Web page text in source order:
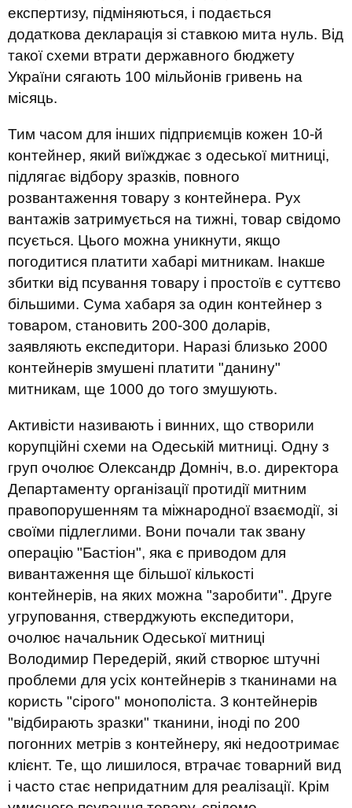
експертизу, підміняються, і подається
додаткова декларація зі ставкою мита нуль. Від
такої схеми втрати державного бюджету
України сягають 100 мільйонів гривень на
місяць.
Тим часом для інших підприємців кожен 10-й
контейнер, який виїжджає з одеської митниці,
підлягає відбору зразків, повного
розвантаження товару з контейнера. Рух
вантажів затримується на тижні, товар свідомо
псується. Цього можна уникнути, якщо
погодитися платити хабарі митникам. Інакше
збитки від псування товару і простоїв є суттєво
більшими. Сума хабаря за один контейнер з
товаром, становить 200-300 доларів,
заявляють експедитори. Наразі близько 2000
контейнерів змушені платити "данину"
митникам, ще 1000 до того змушують.
Активісти називають і винних, що створили
корупційні схеми на Одеській митниці. Одну з
груп очолює Олександр Домніч, в.о. директора
Департаменту організації протидії митним
правопорушенням та міжнародної взаємодії, зі
своїми підлеглими. Вони почали так звану
операцію "Бастіон", яка є приводом для
вивантаження ще більшої кількості
контейнерів, на яких можна "заробити". Друге
угруповання, стверджують експедитори,
очолює начальник Одеської митниці
Володимир Передерій, який створює штучні
проблеми для усіх контейнерів з тканинами на
користь "сірого" монополіста. З контейнерів
"відбирають зразки" тканини, іноді по 200
погонних метрів з контейнеру, які недоотримає
клієнт. Те, що лишилося, втрачає товарний вид
і часто стає непридатним для реалізації. Крім